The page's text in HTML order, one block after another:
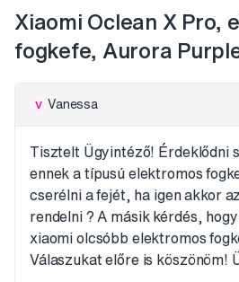
Xiaomi Oclean X Pro,
fogkefe, Aurora
V Vanessa
Tisztelt Ügyintéző! Érdeklődni
ennek a típusú elektromos
cserélni a fejét, ha igen akkor
rendelni ? A másik kérdés,
xiaomi olcsóbb elektromos
Válaszukat előre is köszönöm!